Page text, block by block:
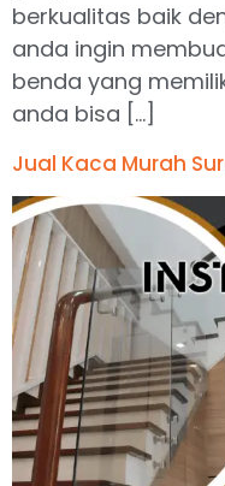
berkualitas baik
anda ingin
benda yang
anda bisa […]
Jual Kaca Murah